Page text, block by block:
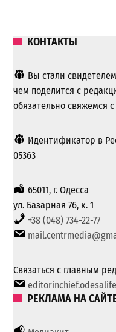
КОНТАКТЫ
Вы стали
чем поделится с
обязательно свяжемся
Идентификатор в
05363
65011, г. Одесса
ул. Базарная 76, к. 1
+38 (048) 734-22-77
Связаться с главным
РЕКЛАМА НА